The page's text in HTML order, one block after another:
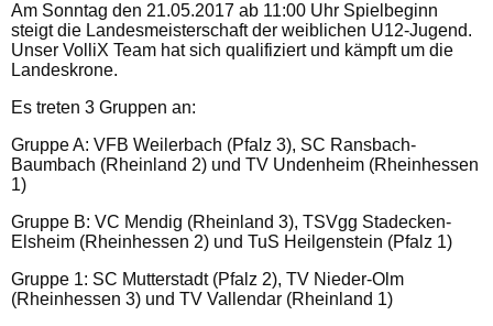
Am Sonntag den 21.05.2017 ab 11:00 Uhr Spielbeginn
steigt die Landesmeisterschaft der weiblichen U12-Jugend.
Unser VolliX Team hat sich qualifiziert und kämpft um die
Landeskrone.
Es treten 3 Gruppen an:
Gruppe A: VFB Weilerbach (Pfalz 3), SC Ransbach-
Baumbach (Rheinland 2) und TV Undenheim (Rheinhessen
1)
Gruppe B: VC Mendig (Rheinland 3), TSVgg Stadecken-
Elsheim (Rheinhessen 2) und TuS Heilgenstein (Pfalz 1)
Gruppe 1: SC Mutterstadt (Pfalz 2), TV Nieder-Olm
(Rheinhessen 3) und TV Vallendar (Rheinland 1)